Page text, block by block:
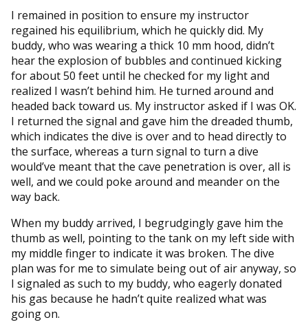
I remained in position to ensure my instructor
regained his equilibrium, which he quickly did. My
buddy, who was wearing a thick 10 mm hood, didn’t
hear the explosion of bubbles and continued kicking
for about 50 feet until he checked for my light and
realized I wasn’t behind him. He turned around and
headed back toward us. My instructor asked if I was OK.
I returned the signal and gave him the dreaded thumb,
which indicates the dive is over and to head directly to
the surface, whereas a turn signal to turn a dive
would’ve meant that the cave penetration is over, all is
well, and we could poke around and meander on the
way back.
When my buddy arrived, I begrudgingly gave him the
thumb as well, pointing to the tank on my left side with
my middle finger to indicate it was broken. The dive
plan was for me to simulate being out of air anyway, so
I signaled as such to my buddy, who eagerly donated
his gas because he hadn’t quite realized what was
going on.